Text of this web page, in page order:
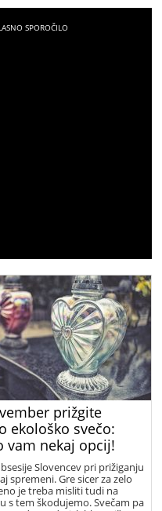
prižgite
ekološko svečo:
vam nekaj opcij!
Slovencev pri prižiganju
spremeni. Gre sicer za zelo
je treba misliti tudi na
s tem škodujemo. Svečam pa